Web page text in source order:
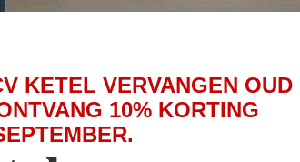
KETEL VERVANGEN OUD
10% KORTING